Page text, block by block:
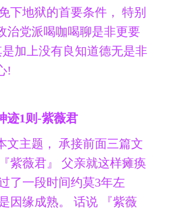
下地狱的首要条件， 特别
治党派喝咖喝聊是非更要
加上没有良知道德无是非
!
迹1则-紫薇君
文主题， 承接前面三篇文
紫薇君』 父亲就这样瘫痪
了一段时间约莫3年左
因缘成熟。 话说 『紫薇